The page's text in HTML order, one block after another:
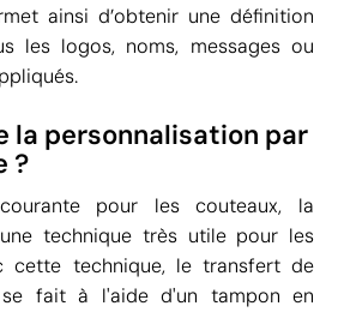
ainsi d’obtenir une définition
les logos, noms, messages ou
la personnalisation par
?
pour les couteaux, la
technique très utile pour les
cette technique, le transfert de
se fait à l'aide d'un tampon en